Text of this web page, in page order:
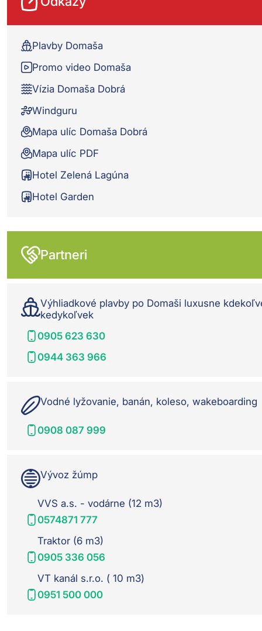
Plavby Domaša
Promo video Domaša
Vízia Domaša Dobrá
Windguru
Mapa ulíc Domaša Dobrá
Mapa ulíc PDF
Hotel Zelená Lagúna
Hotel Garden
Partneri
Výhliadkové plavby po Domaši luxusne
kedykoľvek
0905 623 630
0944 363 966
Vodné lyžovanie, banán, koleso, wakeboarding
0908 087 999
Vývoz žúmp
VVS a.s. - vodárne (12 m3)
0574871 777
Traktor (6 m3)
0905 336 056
VT kanál s.r.o. ( 10 m3)
0951 500 000